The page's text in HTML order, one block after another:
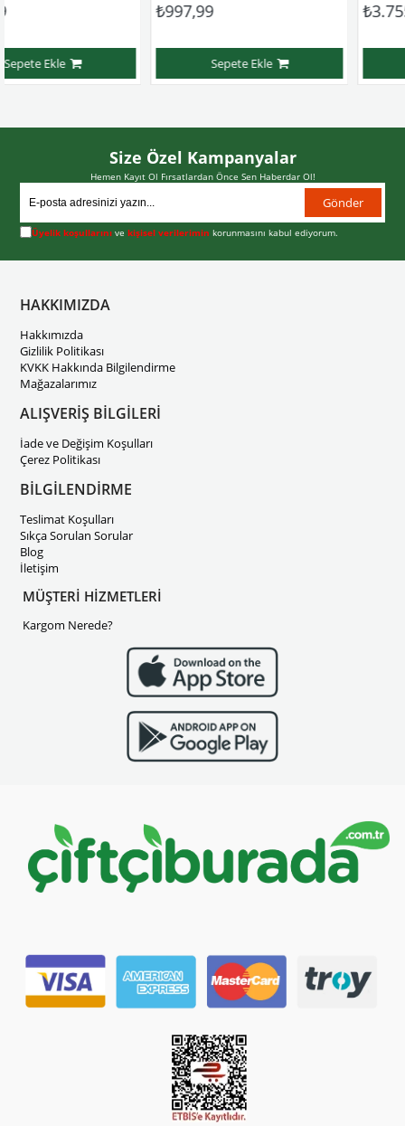
Size Özel Kampanyalar
Hemen Kayıt Ol Fırsatlardan Önce Sen Haberdar Ol!
Gönder
Üyelik koşullarını vekişisel verilerimin korunmasını kabul ediyorum.
HAKKIMIZDA
Hakkımızda
Gizlilik Politikası
KVKK Hakkında Bilgilendirme
Mağazalarımız
ALIŞVERİŞ BİLGİLERİ
İade ve Değişim Koşulları
Çerez Politikası
BİLGİLENDİRME
Teslimat Koşulları
Sıkça Sorulan Sorular
Blog
İletişim
MÜŞTERİ HİZMETLERİ
Kargom Nerede?